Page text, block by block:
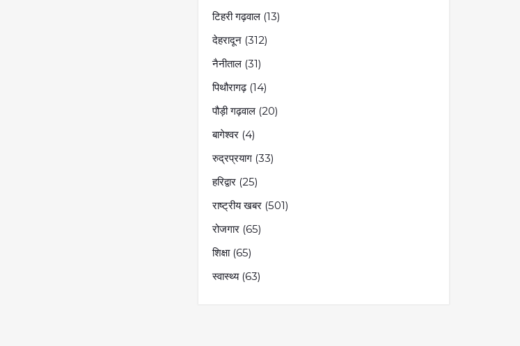
टिहरी गढ़वाल (13)
देहरादून (312)
नैनीताल (31)
पिथौरागढ़(14)
पौड़ी गढ़वाल (20)
बागेश्वर (4)
रुद्रप्रयाग (33)
हरिद्वार (25)
राष्ट्रीय खबर (501)
रोजगार (65)
शिक्षा(65)
स्वास्थ्य(63)